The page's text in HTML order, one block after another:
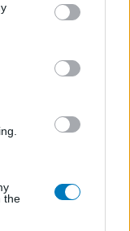
the
uit dat
Ik merk met 25
gehad, maar
verdwenen. Ik
0 reacties